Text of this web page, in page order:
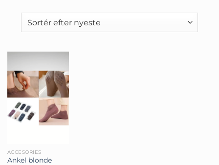
ACCESORIES
Ankel blonde